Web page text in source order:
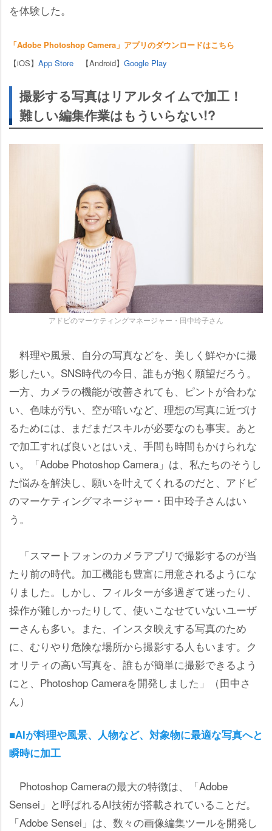
を体験した。
「Adobe Photoshop Camera」アプリのダウンロードはこちら
【iOS】 App Store 【Android】 Google Play
撮影する写真はリアルタイムで加工！
難しい編集作業はもういらない!?
アドビのマーケティングマネージャー・田中玲子さん
料理や風景、自分の写真などを、美しく鮮やかに撮
影したい。SNS時代の今日、誰もが抱く願望だろう。
一方、カメラの機能が改善されても、ピントが合わな
い、色味が汚い、空が暗いなど、理想の写真に近づけ
るためには、まだまだスキルが必要なのも事実。あと
で加工すれば良いとはいえ、手間も時間もかけられな
い。「Adobe Photoshop Camera」は、私たちのそうし
た悩みを解決し、願いを叶えてくれるのだと、アドビ
のマーケティングマネージャー・田中玲子さんはい
う。
「スマートフォンのカメラアプリで撮影するのが当
たり前の時代。加工機能も豊富に用意されるようにな
りました。しかし、フィルターが多過ぎて迷ったり、
操作が難しかったりして、使いこなせていないユーザ
ーさんも多い。また、インスタ映えする写真のため
に、むりやり危険な場所から撮影する人もいます。ク
オリティの高い写真を、誰もが簡単に撮影できるよう
にと、Photoshop Cameraを開発しました」（田中さ
ん）
■AIが料理や風景、人物など、対象物に最適な写真へと
瞬時に加工
Photoshop Cameraの最大の特徴は、「Adobe
Sensei」と呼ばれるAI技術が搭載されていることだ。
「Adobe Sensei」は、数々の画像編集ツールを開発し